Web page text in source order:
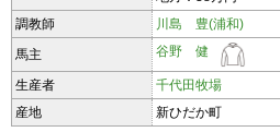
調教師
川島 豊(浦和)
馬主
谷野 健
生産者
千代田牧場
産地
新ひだか町